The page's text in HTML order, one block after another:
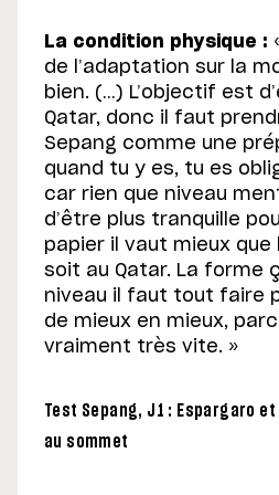
La condition physique :
de l’adaptation sur la
bien. (…) L’objectif est
Qatar, donc il faut
Sepang comme une
quand tu y es, tu es
car rien que niveau
d’être plus tranquille
papier il vaut mieux
soit au Qatar. La forme
niveau il faut tout faire
de mieux en mieux,
vraiment très vite. »
Test Sepang, J1 : Espargaro
au sommet